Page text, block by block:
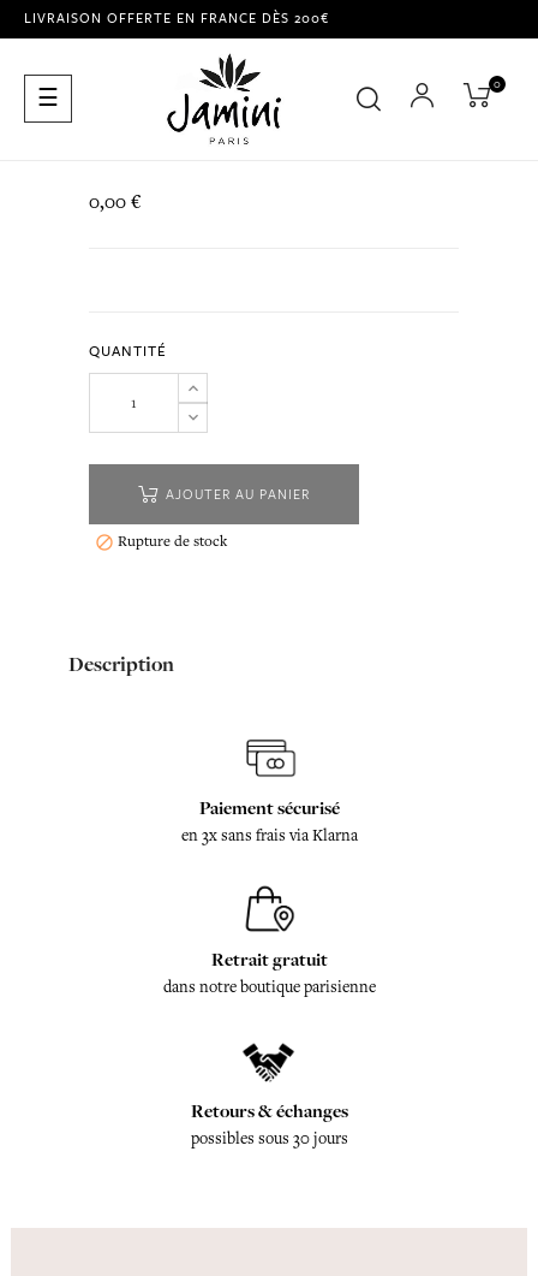
LIVRAISON OFFERTE EN FRANCE DÈS 200€
Basculer
la
☰ 0
0,00 €
QUANTITÉ
AJOUTER AU PANIER
 Rupture de stock
Description
Paiement sécurisé
en 3x sans frais via Klarna
Retrait gratuit
dans notre boutique parisienne
Retours & échanges
possibles sous 30 jours